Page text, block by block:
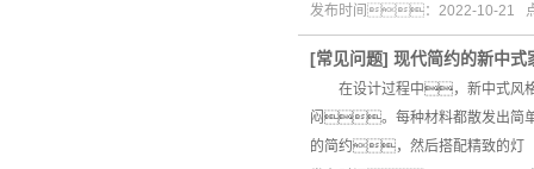
发布时间：2022-10-21
[常见问题] 现代简约的新中式
在设计过程中，新中式风格
闷。每种材料都散发出
的简约，然后搭配精致的灯